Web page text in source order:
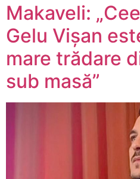
Makaveli:
Gelu Vișan
mare trădare
sub masă”